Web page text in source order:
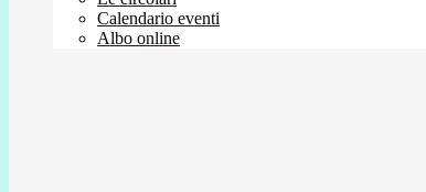
Calendario eventi
Albo online